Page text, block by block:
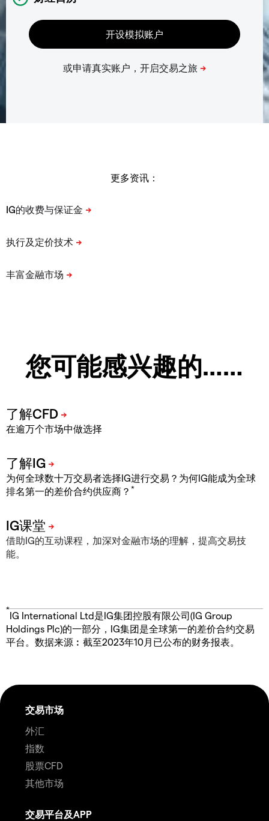
更多资讯：
您可能感兴趣的……
在逾万个市场中做选择
为何全球数十万交易者选择IG进行交易？为何IG能成为全球
排名第一的差价合约供应商？ *
借助IG的互动课程，加深对金融市场的理解，提高交易技
能。
*
IG International Ltd是IG集团控股有限公司(IG Group
Holdings Plc)的一部分，IG集团是全球第一的差价合约交易
平台。数据来源︰截至2023年10月已公布的财务报表。
交易市场
外汇
指数
股票CFD
其他市场
交易平台及APP